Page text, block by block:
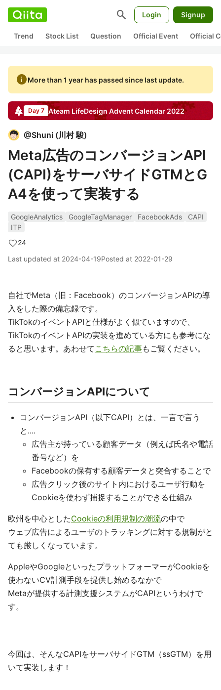
search Login Signup
Trend Stock List Question Official Event Official
infoMore than 1 year has passed since last update.
Day 7 Ateam LifeDesign Advent Calendar 2022
@Shuni (川村 駿)
Meta広告のコンバージョンAPI
(CAPI)をサーバサイドGTMとG
A4を使って実装する
GoogleAnalytics GoogleTagManager FacebookAds
CAPI
ITP
24
Last updated at 2024-04-19Posted at 2022-01-29
自社でMeta（旧：Facebook）のコンバージョンAPIの導
入をした際の備忘録です。
TikTokのイベントAPIと仕様がよく似ていますので、
TikTokのイベントAPIの実装を進めている方にも参考にな
ると思います。あわせて こちらの記事もご覧ください。
コンバージョンAPIについて
コンバージョンAPI（以下CAPI）とは、一言で言う
と....
広告主が持っている顧客データ（例えば氏名や電話
番号など）を
Facebookの保有する顧客データと突合することで
広告クリック後のサイト内におけるユーザ行動を
Cookieを使わず捕捉することができる仕組み
欧州を中心としたCookieの利用規制の潮流の中で
ウェブ広告によるユーザのトラッキングに対する規制がと
ても厳しくなっています。
AppleやGoogleといったプラットフォーマーがCookieを
使わないCV計測手段を提供し始めるなかで
Metaが提供する計測支援システムがCAPIというわけで
す。
今回は、そんなCAPIをサーバサイドGTM（ssGTM）を用
いて実装します！